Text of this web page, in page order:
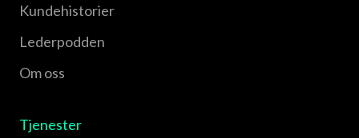
Kundehistorier
Lederpodden
Om oss
Tjenester